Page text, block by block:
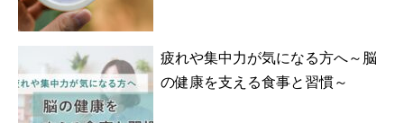
疲れや集中力が気になる方へ～脳
の健康を支える食事と習慣～